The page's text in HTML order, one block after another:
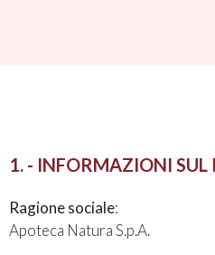
1. - INFORMAZIONI
Ragione sociale:
Apoteca Natura S.p.A.